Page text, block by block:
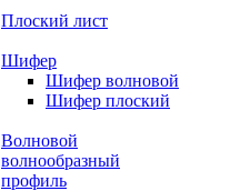
Плоский лист
Шифер
Шифер волновой
Шифер плоский
Волновой
волнообразный
профиль